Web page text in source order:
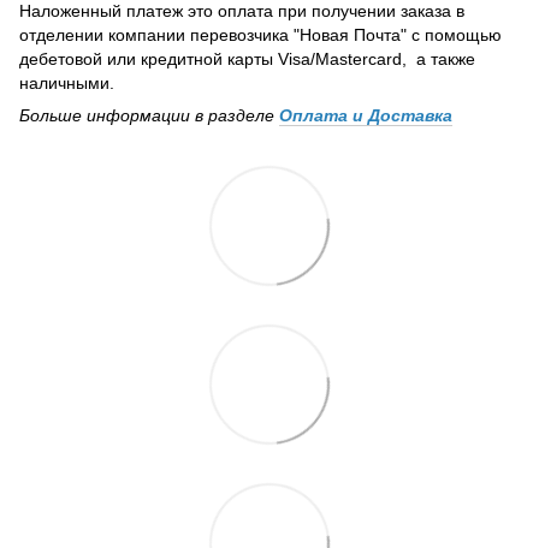
Наложенный платеж это оплата при получении заказа в
отделении компании перевозчика "Новая Почта" с помощью
дебетовой или кредитной карты Visa/Mastercard, а также
наличными.
Больше информации в разделе Оплата и Доставка